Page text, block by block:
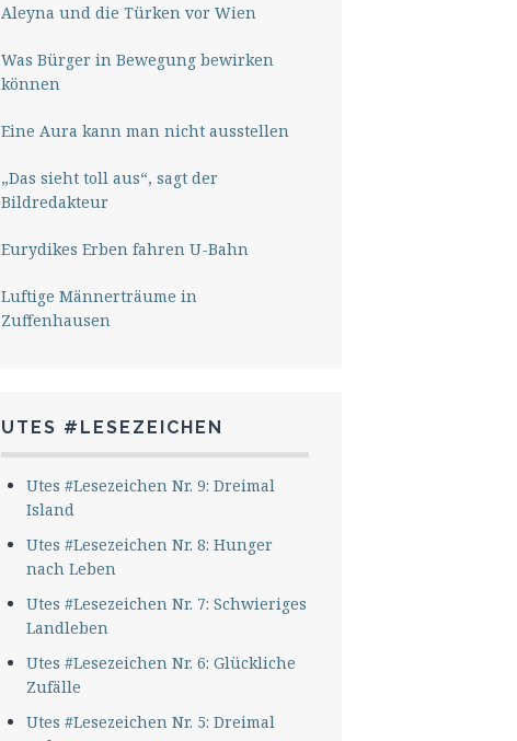
Aleyna und die Türken vor Wien
Was Bürger in Bewegung bewirken
können
Eine Aura kann man nicht ausstellen
„Das sieht toll aus“, sagt der
Bildredakteur
Eurydikes Erben fahren U-Bahn
Luftige Männerträume in
Zuffenhausen
UTES #LESEZEICHEN
Utes #Lesezeichen Nr. 9: Dreimal
Island
Utes #Lesezeichen Nr. 8: Hunger
nach Leben
Utes #Lesezeichen Nr. 7: Schwieriges
Landleben
Utes #Lesezeichen Nr. 6: Glückliche
Zufälle
Utes #Lesezeichen Nr. 5: Dreimal